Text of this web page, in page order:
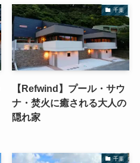
千葉
【Refwind】プール・サウ
ナ・焚火に癒される大人の
隠れ家
千葉